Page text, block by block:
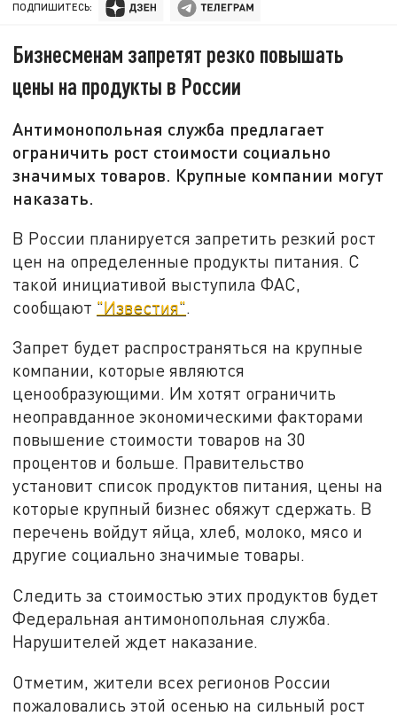
ПОДПИШИТЕСЬ:
Бизнесменам запретят резко повышать
цены на продукты в России
Антимонопольная служба предлагает
ограничить рост стоимости социально
значимых товаров. Крупные компании могут
наказать.
В России планируется запретить резкий рост
цен на определенные продукты питания. С
такой инициативой выступила ФАС,
сообщают "Известия".
Запрет будет распространяться на крупные
компании, которые являются
ценообразующими. Им хотят ограничить
неоправданное экономическими факторами
повышение стоимости товаров на 30
процентов и больше. Правительство
установит список продуктов питания, цены на
которые крупный бизнес обяжут сдержать. В
перечень войдут яйца, хлеб, молоко, мясо и
другие социально значимые товары.
Следить за стоимостью этих продуктов будет
Федеральная антимонопольная служба.
Нарушителей ждет наказание.
Отметим, жители всех регионов России
пожаловались этой осенью на сильный рост